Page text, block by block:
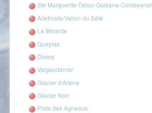
Ste Marguerite-Tabuc-Guisane-Combeynot
Ailefroide/Vallon du Sélé
La Bérarde
Queyras
Divers
Valgaudemar
Glacier d'Arsine
Glacier Noir
Plate des Agneaux